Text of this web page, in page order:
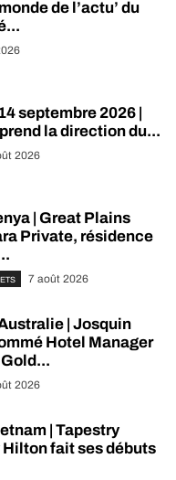
de l’actu’ du
septembre 2026 |
la direction du...
2026
| Great Plains
Private, résidence
7 août 2026
| Josquin
Hotel Manager
2026
| Tapestry
fait ses débuts